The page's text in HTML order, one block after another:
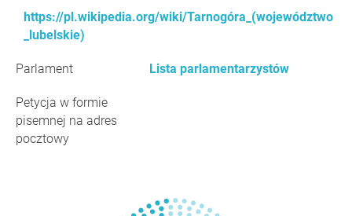
https://pl.wikipedia.org/wiki/Tarnogóra_(województwo
_lubelskie)
Parlament Lista parlamentarzystów
Petycja w formie
pisemnej na adres
pocztowy